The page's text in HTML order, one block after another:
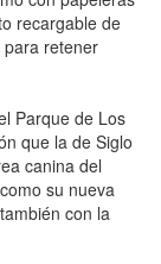
recargable de
retener
Parque de Los
que la de Siglo
canina del
su nueva
con la